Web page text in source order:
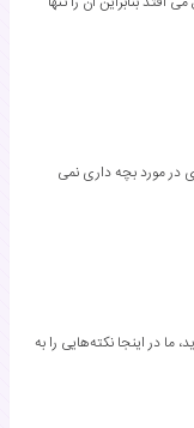
در مورد بچه داری نمی
ما در اینجا نکته‌هایی را به